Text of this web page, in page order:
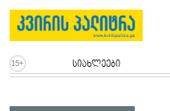
სიახლეები